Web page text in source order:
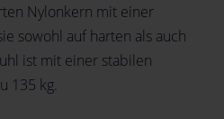
Nylonkern mit einer
sowohl auf harten als auch
ist mit einer stabilen
135 kg.